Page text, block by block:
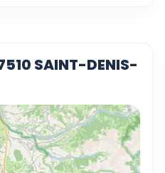
SAINT-DENIS-